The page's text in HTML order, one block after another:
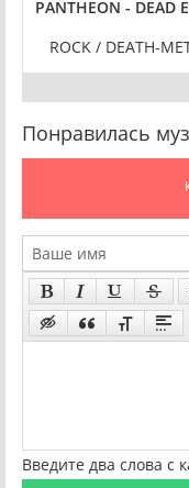
[24-BIT HI-RES]
PANTHEON - DEAD
ROCK / DEATH-
Понравилась
Введите два слова с